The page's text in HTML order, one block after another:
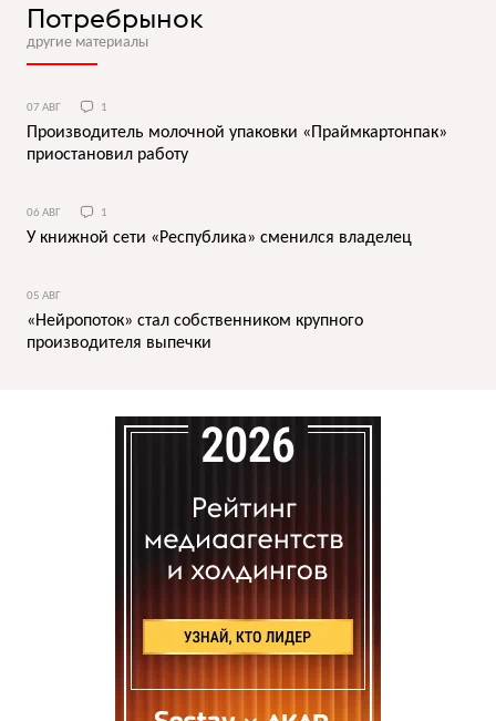
Потребрынок
другие материалы
07 АВГ 1
Производитель молочной упаковки «Праймкартонпак»
приостановил работу
06 АВГ 1
У книжной сети «Республика» сменился владелец
05 АВГ
«Нейропоток» стал собственником крупного
производителя выпечки